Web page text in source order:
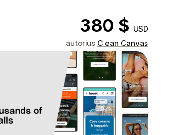
380 $ USD
autorius Clean Canvas